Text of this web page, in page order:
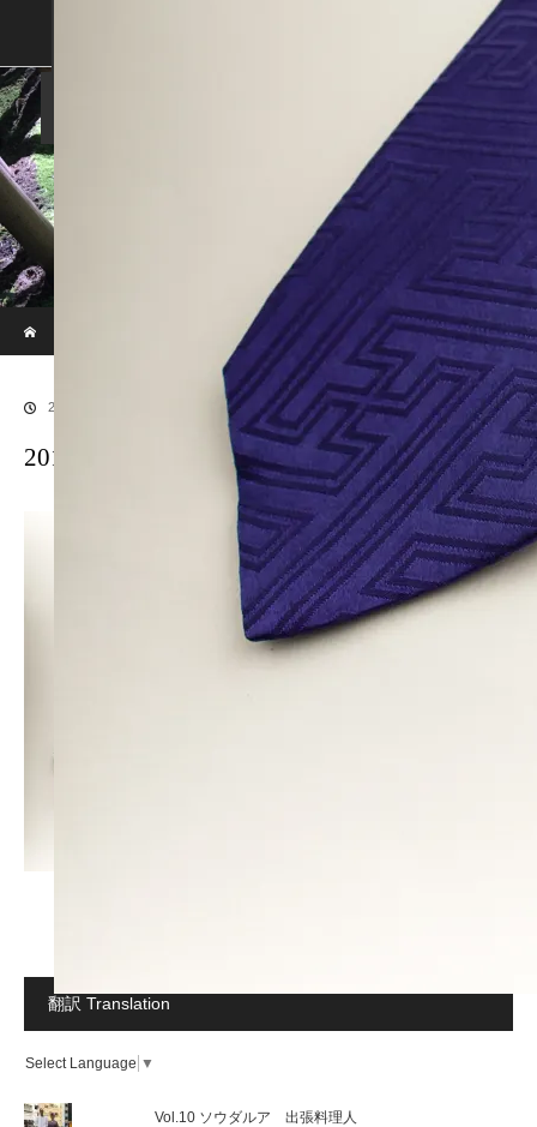
ALBUM
SAMURAI-DEN
現代のサムライたちの時空間へ
20170529SAMURAI-6
2017.06.30
20170529SAMURAI-6
翻訳 Translation
Select Language ▼
Vol.10 ソウダルア 出張料理人